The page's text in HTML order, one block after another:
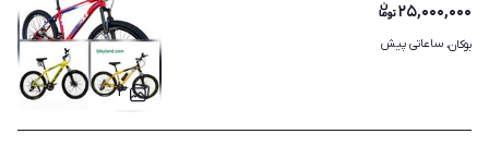
۳
۲۵,۰۰۰,۰۰۰
بوکان، ساعاتی پیش